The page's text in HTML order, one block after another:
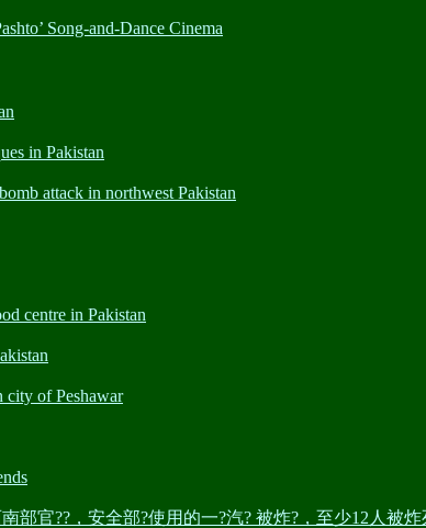
Song-and-Dance Cinema
in Pakistan
attack in northwest Pakistan
centre in Pakistan
of Peshawar
官??，安全部?使用的一?汽? 被炸?，至少12人被